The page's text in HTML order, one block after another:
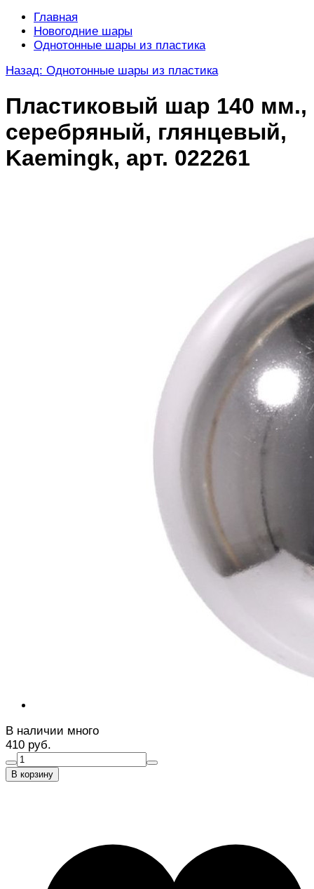
Главная
Новогодние шары
Однотонные шары из пластика
Назад: Однотонные шары из пластика
Пластиковый шар 140 мм.,
серебряный, глянцевый,
Kaemingk, арт. 022261
В наличии много
410 руб.
В корзину